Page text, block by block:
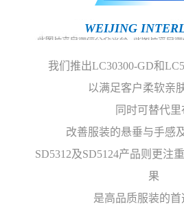
WEIJING
我们推出LC30300-GD和
以满足客户柔软亲
同时可替代里
改善服装的悬垂与手感
SD5312及SD5124产品则更注
果
是高品质服装的首